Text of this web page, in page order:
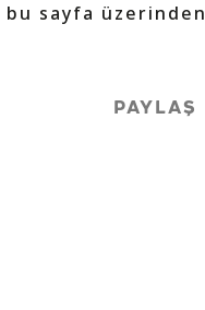
sayfa üzerinden
PAYLAŞ